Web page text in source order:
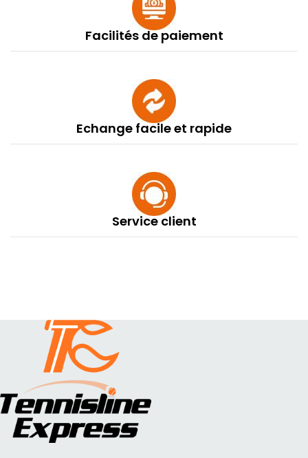
Facilités de paiement
Echange facile et rapide
Service client